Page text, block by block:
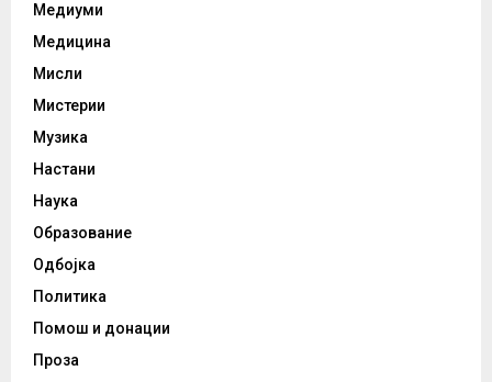
Медиуми
Медицина
Мисли
Мистерии
Музика
Настани
Наука
Образование
Одбојка
Политика
Помош и донации
Проза